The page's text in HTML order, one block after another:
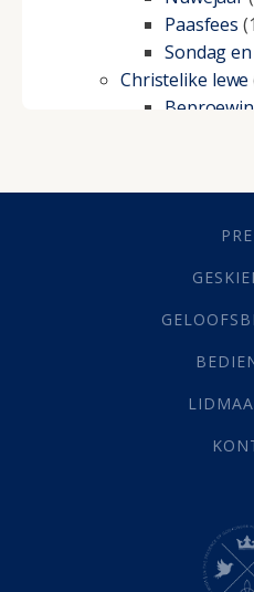
Paasfees
Sondag
Christelike lewe
(21)
Grys Areas
Werk(22)
(142)
Hemel (31)
Israel (14)